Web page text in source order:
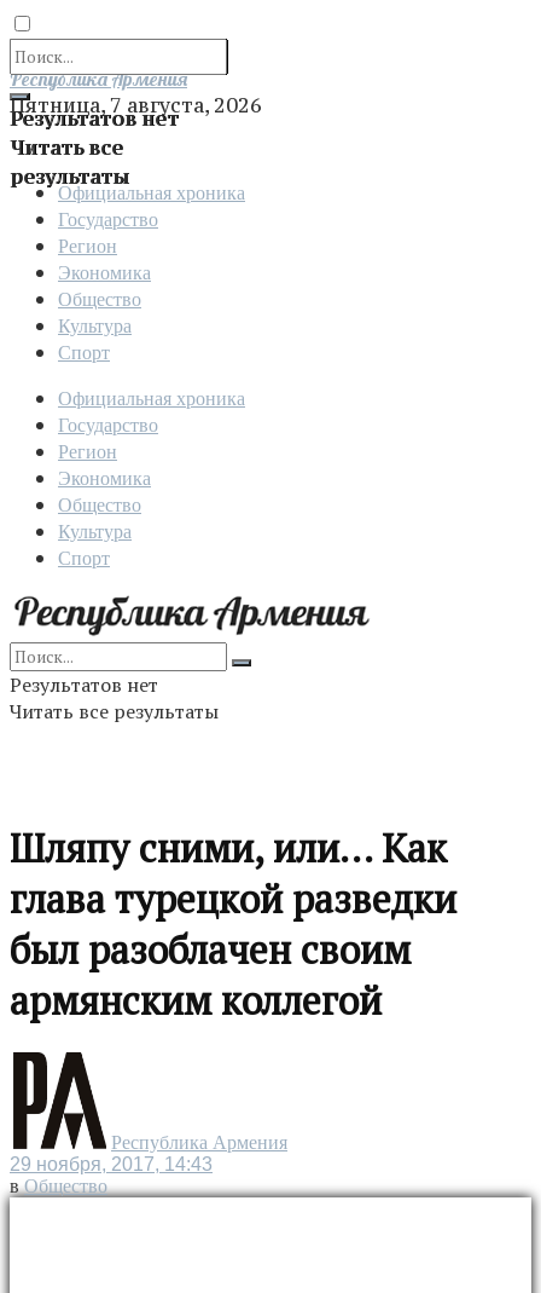
Результатов нет
Читать все
результаты
Отправить
Республика Армения
Пятница, 7 августа, 2026
Официальная хроника
Государство
Регион
Экономика
Общество
Культура
Спорт
Официальная хроника
Государство
Регион
Экономика
Общество
Культура
Спорт
Результатов нет
Читать все результаты
Шляпу сними, или… Как
глава турецкой разведки
был разоблачен своим
армянским коллегой
Республика Армения
29 ноября, 2017, 14:43
в Общество